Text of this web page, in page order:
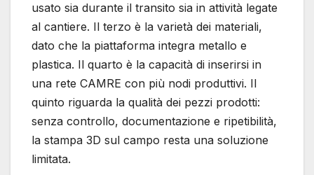
usato sia durante il transito sia in attività legate
al cantiere. Il terzo è la varietà dei materiali,
dato che la piattaforma integra metallo e
plastica. Il quarto è la capacità di inserirsi in
una rete CAMRE con più nodi produttivi. Il
quinto riguarda la qualità dei pezzi prodotti:
senza controllo, documentazione e ripetibilità,
la stampa 3D sul campo resta una soluzione
limitata.